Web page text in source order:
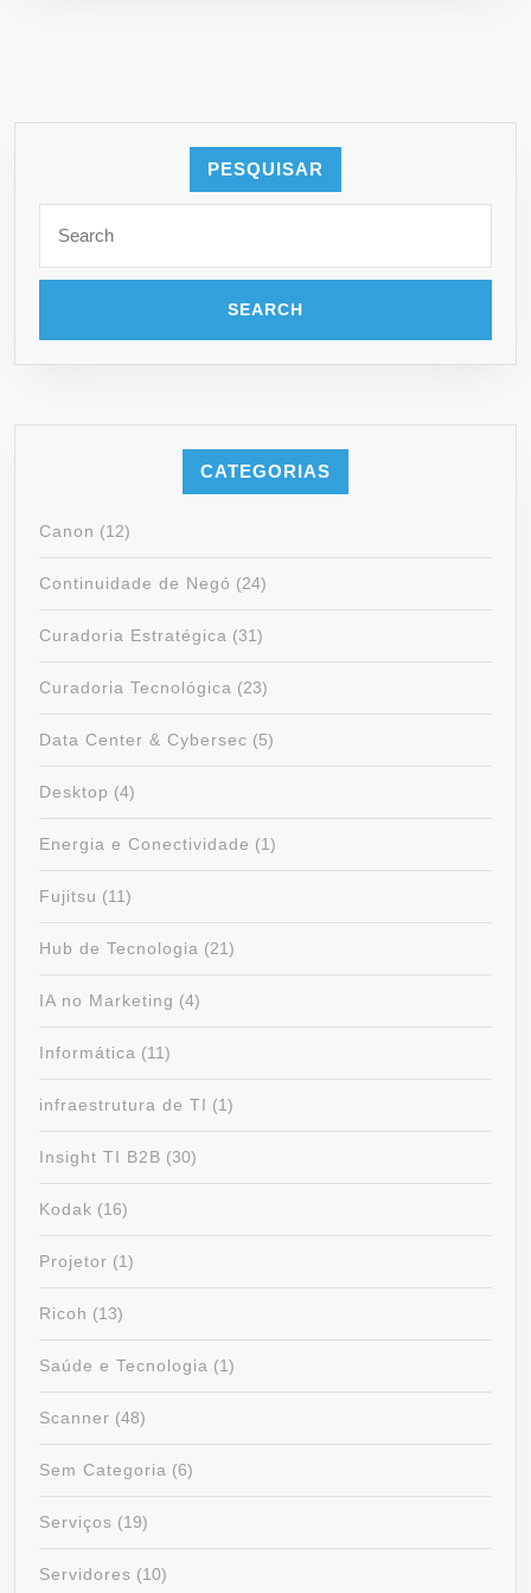
PESQUISAR
for:
CATEGORIAS
Canon (12)
Continuidade de Negó (24)
Curadoria Estratégica (31)
Curadoria Tecnológica (23)
Data Center & Cybersec (5)
Desktop (4)
Energia e Conectividade (1)
Fujitsu (11)
Hub de Tecnologia (21)
IA no Marketing (4)
Informática (11)
infraestrutura de TI (1)
Insight TI B2B (30)
Kodak (16)
Projetor (1)
Ricoh (13)
Saúde e Tecnologia (1)
Scanner (48)
Sem Categoria (6)
Serviços (19)
Servidores (10)